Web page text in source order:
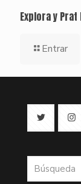
Explora y
Entrar